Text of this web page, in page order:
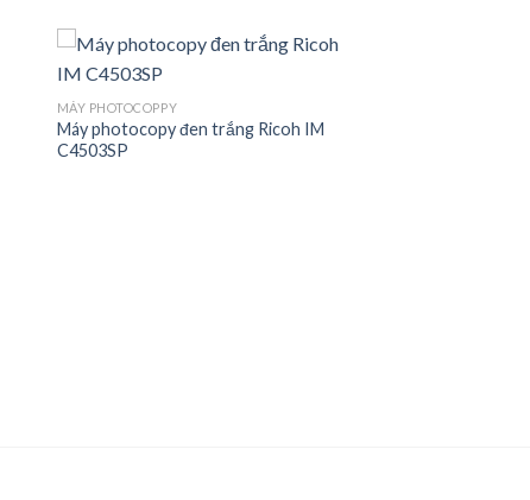
MÁY PHOTOCOPPY
Máy photocopy đen trắng Ricoh IM
C4503SP